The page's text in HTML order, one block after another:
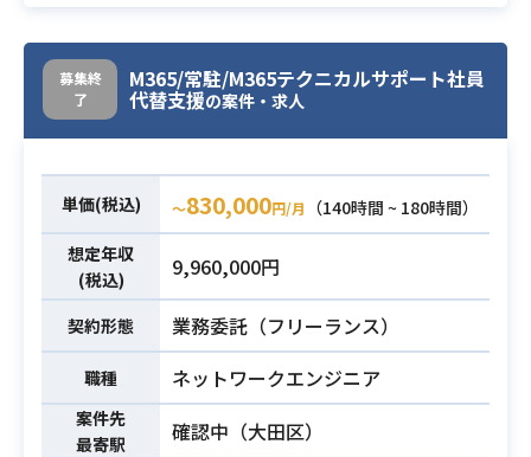
ケーションを取りながら設計推進頂
きます。
必須スキル
・ユーザーコミュニケーション能力/
経験
募集終
了
M365/常駐/M365テクニカルサポート社員
代替支援の案件・求人
単価(税込) 〜830,000円/月
（140時間 ~ 180時間）
想定年収
(税込)
9,960,000円
契約形態 業務委託（フリーランス）
職種 ネットワークエンジニア
案件先
最寄駅
確認中（大田区）